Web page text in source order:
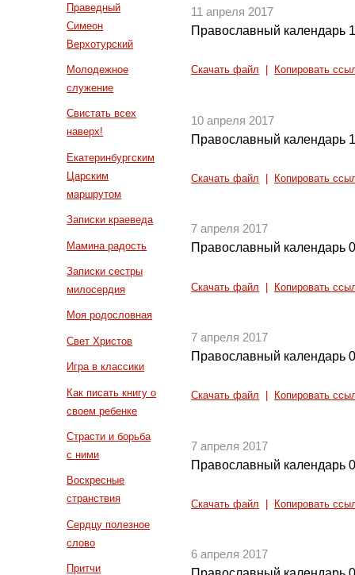
Праведный
Симеон
Верхотурский
Молодежное
служение
Свистать всех
наверх!
Екатеринбургским
Царским
маршрутом
Записки краеведа
Мамина радость
Записки сестры
милосердия
Моя родословная
Свет Христов
Игра в классики
Как писать книгу о
своем ребенке
Страсти и борьба
с ними
Воскресные
странствия
Сердцу полезное
слово
Притчи
11 апреля 2017
Православный календарь
Скачать файл Копировать
10 апреля 2017
Православный календарь
Скачать файл Копировать
7 апреля 2017
Православный календарь
Скачать файл Копировать
7 апреля 2017
Православный календарь
Скачать файл Копировать
7 апреля 2017
Православный календарь
Скачать файл Копировать
6 апреля 2017